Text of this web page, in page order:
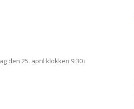
den 25. april klokken 9:30 i